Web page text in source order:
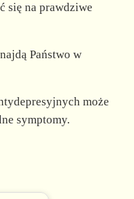
się na prawdziwe
Państwo w
może
symptomy.